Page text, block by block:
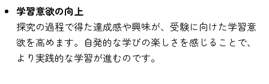
学習意欲の向上
探究の過程で得た達成感や興味が、受験に向けた学習意
欲を高めます。自発的な学びの楽しさを感じることで、
より実践的な学習が進むのです。